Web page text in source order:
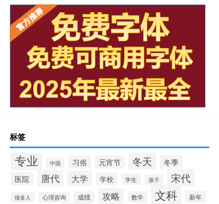
标签
专业 中国 习俗 元宵节 冬天
冬季
医院
唐代 大学 学校 学生 孩子 宋代
很多人 心理咨询 成绩 攻略 数学 文科
新年